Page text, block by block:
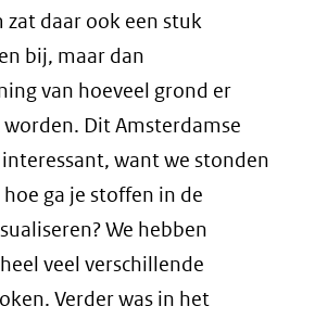
daar ook een stuk
bij, maar dan
van hoeveel grond er
Dit Amsterdamse
want we stonden
ga je stoffen in de
We hebben
veel verschillende
Verder was in het